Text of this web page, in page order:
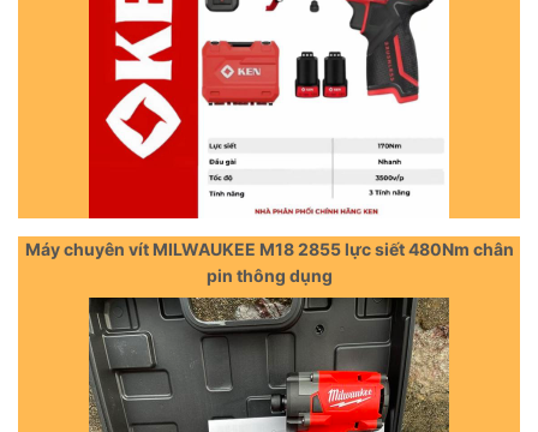
Máy chuyên vít MILWAUKEE M18 2855 lực siết 480Nm chân
pin thông dụng